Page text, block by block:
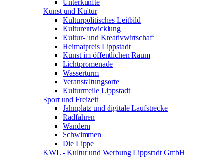
Unterkünfte
Kunst und Kultur
Kulturpolitisches Leitbild
Kulturentwicklung
Kultur- und Kreativwirtschaft
Heimatpreis Lippstadt
Kunst im öffentlichen Raum
Lichtpromenade
Wasserturm
Veranstaltungsorte
Kulturmeile Lippstadt
Sport und Freizeit
Jahnplatz und digitale Laufstrecke
Radfahren
Wandern
Schwimmen
Die Lippe
KWL - Kultur und Werbung Lippstadt GmbH